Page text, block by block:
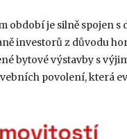
období je silně spojen
investorů z důvodu
bytové výstavby s
povolení, která